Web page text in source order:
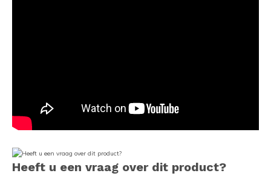
Heeft u een vraag over dit product?